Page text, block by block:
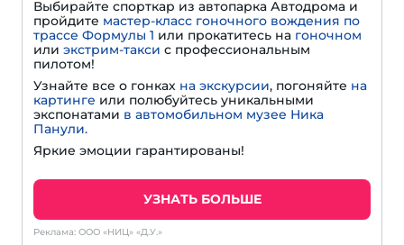
Выбирайте спорткар из автопарка Автодрома и
пройдите мастер-класс гоночного вождения по
трассе Формулы 1 или прокатитесь на гоночном
или экстрим-такси с профессиональным
пилотом!
Узнайте все о гонках на экскурсии, погоняйте на
картинге или полюбуйтесь уникальными
экспонатами в автомобильном музее Ника
Панули.
Яркие эмоции гарантированы!
УЗНАТЬ БОЛЬШЕ
Реклама: ООО «НИЦ» «Д.У.»